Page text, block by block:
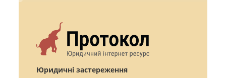
Юридичні застереження